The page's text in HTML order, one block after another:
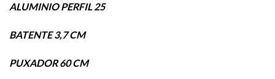
ALUMINIO PERFIL 25
BATENTE 3,7 CM
PUXADOR 60 CM